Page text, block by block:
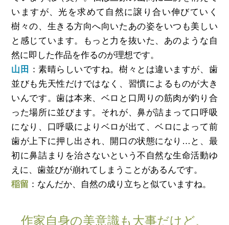
いますが、光を求めて自然に譲り合い伸びていく
樹々の、生きる方向へ向いたあの姿をいつも美しい
と感じています。もっと力を抜いた、あのような自
然に即した作品を作るのが理想です。
山田 ：素晴らしいですね。樹々とは違いますが、歯
並びも先天性だけではなく、習慣によるものが大き
いんです。歯は本来、ベロと口周りの筋肉が釣り合
った場所に並びます。それが、鼻が詰まって口呼吸
になり、口呼吸によりベロが出て、ベロによって前
歯が上下に押し出され、開口の状態になり…と、最
初に鼻詰まりを治さないという不自然な生命活動ゆ
えに、歯並びが崩れてしまうことがあるんです。
稲留 ：なんだか、自然の成り立ちと似ていますね。
作家自身の美意識も大事だけど、